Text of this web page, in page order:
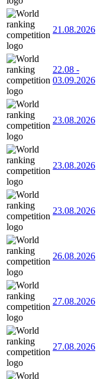
21.08.2026
22.08 -
03.09.2026
23.08.2026
23.08.2026
23.08.2026
26.08.2026
27.08.2026
27.08.2026